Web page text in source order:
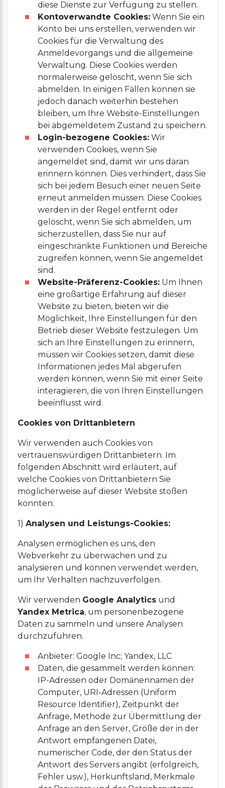
diese Dienste zur Verfügung zu stellen.
Kontoverwandte Cookies: Wenn Sie ein
Konto bei uns erstellen, verwenden wir
Cookies für die Verwaltung des
Anmeldevorgangs und die allgemeine
Verwaltung. Diese Cookies werden
normalerweise gelöscht, wenn Sie sich
abmelden. In einigen Fällen können sie
jedoch danach weiterhin bestehen
bleiben, um Ihre Website-Einstellungen
bei abgemeldetem Zustand zu speichern.
Login-bezogene Cookies: Wir
verwenden Cookies, wenn Sie
angemeldet sind, damit wir uns daran
erinnern können. Dies verhindert, dass Sie
sich bei jedem Besuch einer neuen Seite
erneut anmelden müssen. Diese Cookies
werden in der Regel entfernt oder
gelöscht, wenn Sie sich abmelden, um
sicherzustellen, dass Sie nur auf
eingeschränkte Funktionen und Bereiche
zugreifen können, wenn Sie angemeldet
sind.
Website-Präferenz-Cookies: Um Ihnen
eine großartige Erfahrung auf dieser
Website zu bieten, bieten wir die
Möglichkeit, Ihre Einstellungen für den
Betrieb dieser Website festzulegen. Um
sich an Ihre Einstellungen zu erinnern,
müssen wir Cookies setzen, damit diese
Informationen jedes Mal abgerufen
werden können, wenn Sie mit einer Seite
interagieren, die von Ihren Einstellungen
beeinflusst wird.
Cookies von Drittanbietern
Wir verwenden auch Cookies von
vertrauenswürdigen Drittanbietern. Im
folgenden Abschnitt wird erläutert, auf
welche Cookies von Drittanbietern Sie
möglicherweise auf dieser Website stoßen
könnten.
1) Analysen und Leistungs-Cookies:
Analysen ermöglichen es uns, den
Webverkehr zu überwachen und zu
analysieren und können verwendet werden,
um Ihr Verhalten nachzuverfolgen.
Wir verwenden Google Analytics und
Yandex Metrica, um personenbezogene
Daten zu sammeln und unsere Analysen
durchzuführen.
Anbieter: Google Inc; Yandex, LLC
Daten, die gesammelt werden können:
IP-Adressen oder Domänennamen der
Computer, URI-Adressen (Uniform
Resource Identifier), Zeitpunkt der
Anfrage, Methode zur Übermittlung der
Anfrage an den Server, Größe der in der
Antwort empfangenen Datei,
numerischer Code, der den Status der
Antwort des Servers angibt (erfolgreich,
Fehler usw.), Herkunftsland, Merkmale